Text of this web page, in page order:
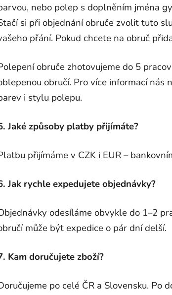
nebo polep s doplněním jména
si při objednání obruče zvolit tuto
přání. Pokud chcete na obruč
obruče zhotovujeme do 5
obručí. Pro více informací
i stylu polepu.
Jaké způsoby platby přijímáte?
přijímáme v CZK i EUR –
Jak rychle expedujete objednávky?
odesíláme obvykle do 1–2
může být expedice o pár dní delší.
Kam doručujete zboží?
po celé ČR a Slovensku. Po